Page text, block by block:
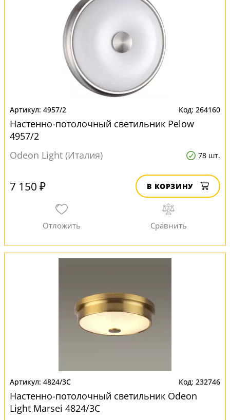
4957/2 264160
Настенно-потолочный светильник Pelow
4957/2
Odeon Light (Италия)
78 шт.
7 150 ₽ В КОРЗИНУ
4824/3C 232746
Настенно-потолочный светильник Odeon
Light Marsei 4824/3C